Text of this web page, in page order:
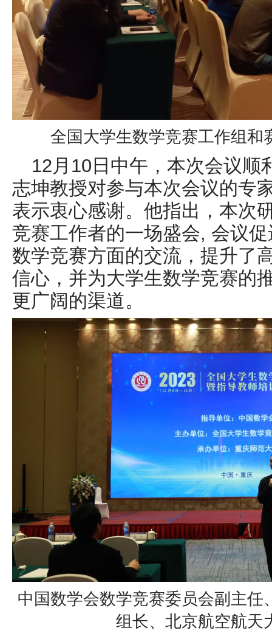
全国大学生数学竞赛工作组和
12月10日中午，本次会议顺
志坤教授对参与本次会议的专
表示衷心感谢。他指出，本次
竞赛工作者的一场盛会, 会议
数学竞赛方面的交流，提升了
信心，并为大学生数学竞赛的
更广阔的渠道。
中国数学会数学竞赛委员会副主
组长、北京航空航天